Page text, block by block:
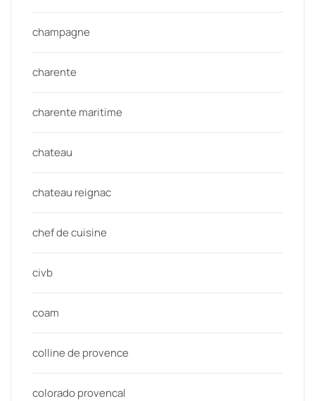
champagne
charente
charente maritime
chateau
chateau reignac
chef de cuisine
civb
coam
colline de provence
colorado provencal